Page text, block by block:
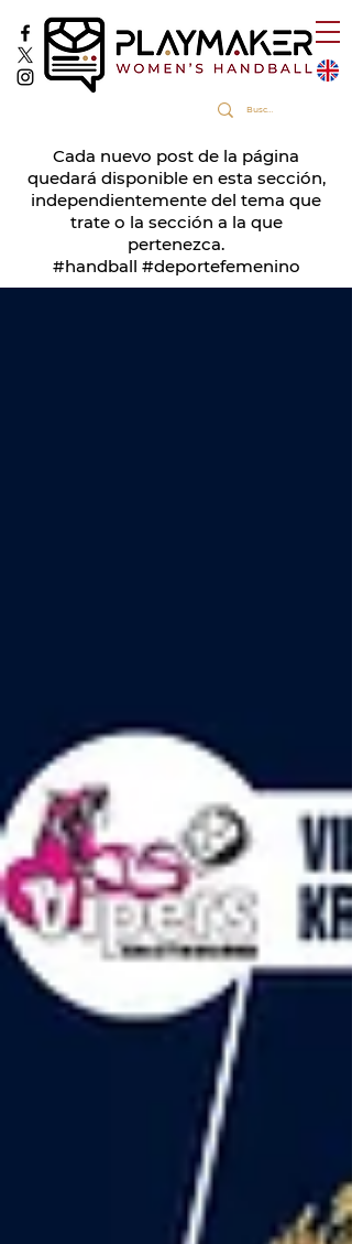
Cada nuevo post de la página
quedará disponible en esta sección,
independientemente del tema que
trate o la sección a la que
pertenezca.
#handball #deportefemenino